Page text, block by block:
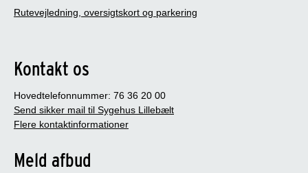
Rutevejledning, oversigtskort og parkering
Kontakt os
Hovedtelefonnummer: 76 36 20 00
Send sikker mail til Sygehus Lillebælt
Flere kontaktinformationer
Meld afbud